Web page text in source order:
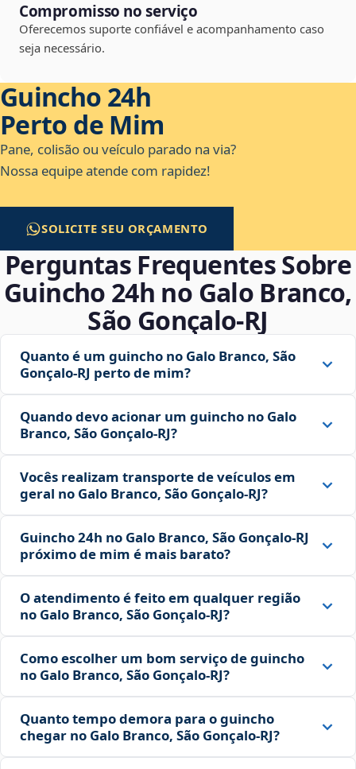
Compromisso no serviço
Oferecemos suporte confiável e acompanhamento caso
seja necessário.
Guincho 24h
Perto de Mim
Pane, colisão ou veículo parado na via?
Nossa equipe atende com rapidez!
SOLICITE SEU ORÇAMENTO
Perguntas Frequentes Sobre
Guincho 24h no Galo Branco,
São Gonçalo‑RJ
Quanto é um guincho no Galo Branco, São
Gonçalo‑RJ perto de mim?
Quando devo acionar um guincho no Galo
Branco, São Gonçalo‑RJ?
Vocês realizam transporte de veículos em
geral no Galo Branco, São Gonçalo‑RJ?
Guincho 24h no Galo Branco, São Gonçalo‑RJ
próximo de mim é mais barato?
O atendimento é feito em qualquer região
no Galo Branco, São Gonçalo‑RJ?
Como escolher um bom serviço de guincho
no Galo Branco, São Gonçalo‑RJ?
Quanto tempo demora para o guincho
chegar no Galo Branco, São Gonçalo‑RJ?